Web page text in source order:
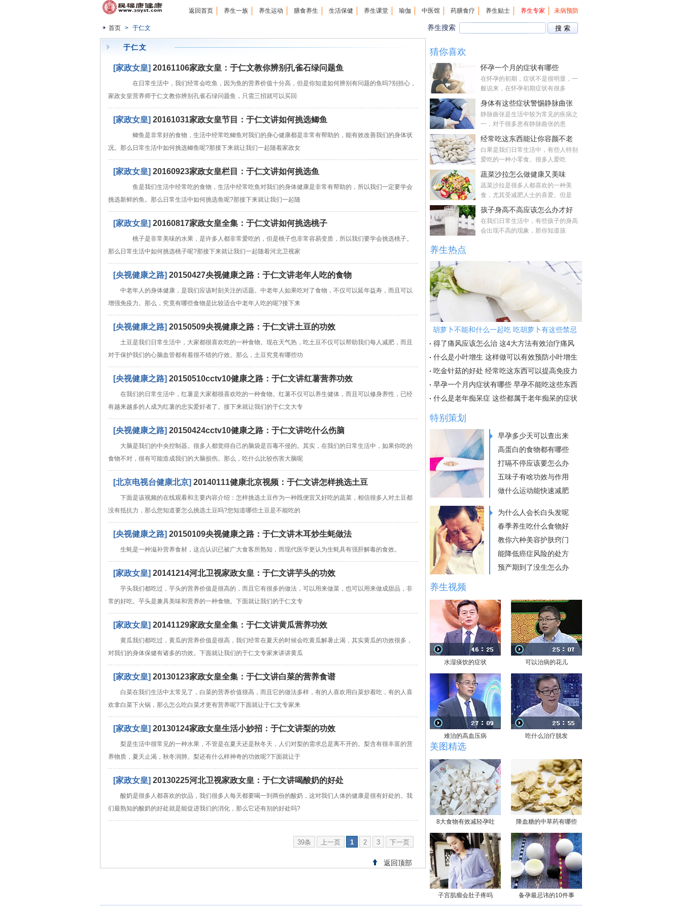
返回首页 养生一族 养生运动 膳食养生 生活保健 养生课堂 瑜伽 中医馆 药膳食疗 养生贴士 养生专家 未病预防
养生搜索
首页 > 于仁文
于仁文
[家政女皇] 20161106家政女皇：于仁文教你辨别孔雀石绿问题鱼
在日常生活中，我们经常会吃鱼，因为鱼的营养价值十分高，但是你知道如何辨别有问题的鱼吗?别担心，
家政女皇营养师于仁文教你辨别孔雀石绿问题鱼，只需三招就可以买回
[家政女皇] 20161031家政女皇节目：于仁文讲如何挑选鲫鱼
鲫鱼是非常好的食物，生活中经常吃鲫鱼对我们的身心健康都是非常有帮助的，能有效改善我们的身体状
况。那么日常生活中如何挑选鲫鱼呢?那接下来就让我们一起随着家政女
[家政女皇] 20160923家政女皇栏目：于仁文讲如何挑选鱼
鱼是我们生活中经常吃的食物，生活中经常吃鱼对我们的身体健康是非常有帮助的，所以我们一定要学会
挑选新鲜的鱼。那么日常生活中如何挑选鱼呢?那接下来就让我们一起随
[家政女皇] 20160817家政女皇全集：于仁文讲如何挑选桃子
桃子是非常美味的水果，是许多人都非常爱吃的，但是桃子也非常容易变质，所以我们要学会挑选桃子。
那么日常生活中如何挑选桃子呢?那接下来就让我们一起随着河北卫视家
[央视健康之路] 20150427央视健康之路：于仁文讲老年人吃的食物
中老年人的身体健康，是我们应该时刻关注的话题。中老年人如果吃对了食物，不仅可以延年益寿，而且可以
增强免疫力。那么，究竟有哪些食物是比较适合中老年人吃的呢?接下来
[央视健康之路] 20150509央视健康之路：于仁文讲土豆的功效
土豆是我们日常生活中，大家都很喜欢吃的一种食物。现在天气热，吃土豆不仅可以帮助我们每人减肥，而且
对于保护我们的心脑血管都有着很不错的疗效。那么，土豆究竟有哪些功
[央视健康之路] 20150510cctv10健康之路：于仁文讲红薯营养功效
在我们的日常生活中，红薯是大家都很喜欢吃的一种食物。红薯不仅可以养生健体，而且可以修身养性，已经
有越来越多的人成为红薯的忠实爱好者了。接下来就让我们的于仁文大专
[央视健康之路] 20150424cctv10健康之路：于仁文讲吃什么伤脑
大脑是我们的中央控制器。很多人都觉得自己的脑袋是百毒不侵的。其实，在我们的日常生活中，如果你吃的
食物不对，很有可能造成我们的大脑损伤。那么，吃什么比较伤害大脑呢
[北京电视台健康北京] 20140111健康北京视频：于仁文讲怎样挑选土豆
下面是该视频的在线观看和主要内容介绍：怎样挑选土豆作为一种既便宜又好吃的蔬菜，相信很多人对土豆都
没有抵抗力，那么您知道要怎么挑选土豆吗?您知道哪些土豆是不能吃的
[央视健康之路] 20150109央视健康之路：于仁文讲木耳炒生蚝做法
生蚝是一种滋补营养食材，这点认识已被广大食客所熟知，而现代医学更认为生蚝具有强肝解毒的食效。
[家政女皇] 20141214河北卫视家政女皇：于仁文讲芋头的功效
芋头我们都吃过，芋头的营养价值是很高的，而且它有很多的做法，可以用来做菜，也可以用来做成甜品，非
常的好吃。芋头是兼具美味和营养的一种食物。下面就让我们的于仁文专
[家政女皇] 20141129家政女皇全集：于仁文讲黄瓜营养功效
黄瓜我们都吃过，黄瓜的营养价值是很高，我们经常在夏天的时候会吃黄瓜解暑止渴，其实黄瓜的功效很多，
对我们的身体保健有诸多的功效。下面就让我们的于仁文专家来讲讲黄瓜
[家政女皇] 20130123家政女皇全集：于仁文讲白菜的营养食谱
白菜在我们生活中太常见了，白菜的营养价值很高，而且它的做法多样，有的人喜欢用白菜炒着吃，有的人喜
欢拿白菜下火锅，那么怎么吃白菜才更有营养呢?下面就让于仁文专家来
[家政女皇] 20130124家政女皇生活小妙招：于仁文讲梨的功效
梨是生活中很常见的一种水果，不管是在夏天还是秋冬天，人们对梨的需求总是离不开的。梨含有很丰富的营
养物质，夏天止渴，秋冬润肺。梨还有什么样神奇的功效呢?下面就让于
[家政女皇] 20130225河北卫视家政女皇：于仁文讲喝酸奶的好处
酸奶是很多人都喜欢的饮品，我们很多人每天都要喝一到两份的酸奶，这对我们人体的健康是很有好处的。我
们最熟知的酸奶的好处就是能促进我们的消化，那么它还有别的好处吗?
39条 上一页 1 2 3 下一页
返回顶部
猜你喜欢
怀孕一个月的症状有哪些
在怀孕的初期，症状不是很明显，一
般说来，在怀孕初期症状有很多
身体有这些症状警惕静脉曲张
静脉曲张是生活中较为常见的疾病之
一，对于很多患有静脉曲张的患
经常吃这东西能让你容颜不老
白果是我们日常生活中，有些人特别
爱吃的一种小零食。很多人爱吃
蔬菜沙拉怎么做健康又美味
蔬菜沙拉是很多人都喜欢的一种美
食，尤其受减肥人士的喜爱。但是
孩子身高不高应该怎么办才好
在我们日常生活中，有些孩子的身高
会出现不高的现象，那你知道孩
养生热点
胡萝卜不能和什么一起吃 吃胡萝卜有这些禁忌
得了痛风应该怎么治 这4大方法有效治疗痛风
什么是小叶增生 这样做可以有效预防小叶增生
吃金针菇的好处 经常吃这东西可以提高免疫力
早孕一个月内症状有哪些 早孕不能吃这些东西
什么是老年痴呆症 这些都属于老年痴呆的症状
特别策划
早孕多少天可以查出来
高蛋白的食物都有哪些
打嗝不停应该要怎么办
五味子有啥功效与作用
做什么运动能快速减肥
为什么人会长白头发呢
春季养生吃什么食物好
教你六种美容护肤窍门
能降低癌症风险的处方
预产期到了没生怎么办
养生视频
水湿痰饮的症状 可以治病的花儿
难治的高血压病 吃什么治疗脱发
美图精选
8大食物有效减轻孕吐 降血糖的中草药有哪些
子宫肌瘤会肚子疼吗 备孕最忌讳的10件事